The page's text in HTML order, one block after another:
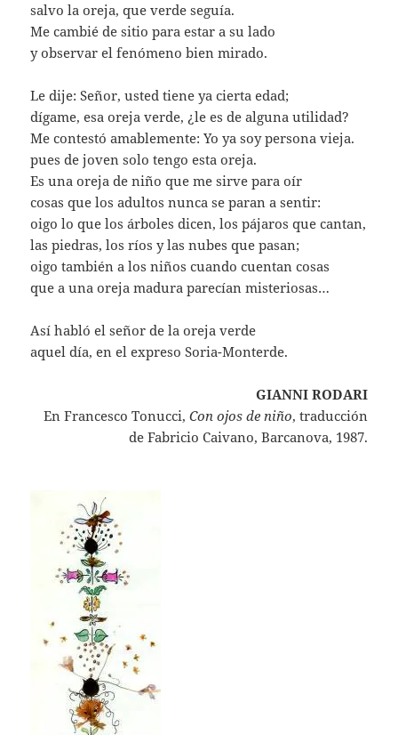
salvo la oreja, que verde seguía.
Me cambié de sitio para estar a su lado
y observar el fenómeno bien mirado.
Le dije: Señor, usted tiene ya cierta edad;
dígame, esa oreja verde, ¿le es de alguna utilidad?
Me contestó amablemente: Yo ya soy persona vieja.
pues de joven solo tengo esta oreja.
Es una oreja de niño que me sirve para oír
cosas que los adultos nunca se paran a sentir:
oigo lo que los árboles dicen, los pájaros que cantan,
las piedras, los ríos y las nubes que pasan;
oigo también a los niños cuando cuentan cosas
que a una oreja madura parecían misteriosas…
Así habló el señor de la oreja verde
aquel día, en el expreso Soria-Monterde.
GIANNI RODARI
En Francesco Tonucci, Con ojos de niño, traducción
de Fabricio Caivano, Barcanova, 1987.